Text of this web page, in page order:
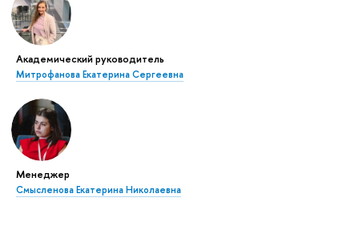
Академический руководитель
Митрофанова Екатерина Сергеевна
Менеджер
Смысленова Екатерина Николаевна